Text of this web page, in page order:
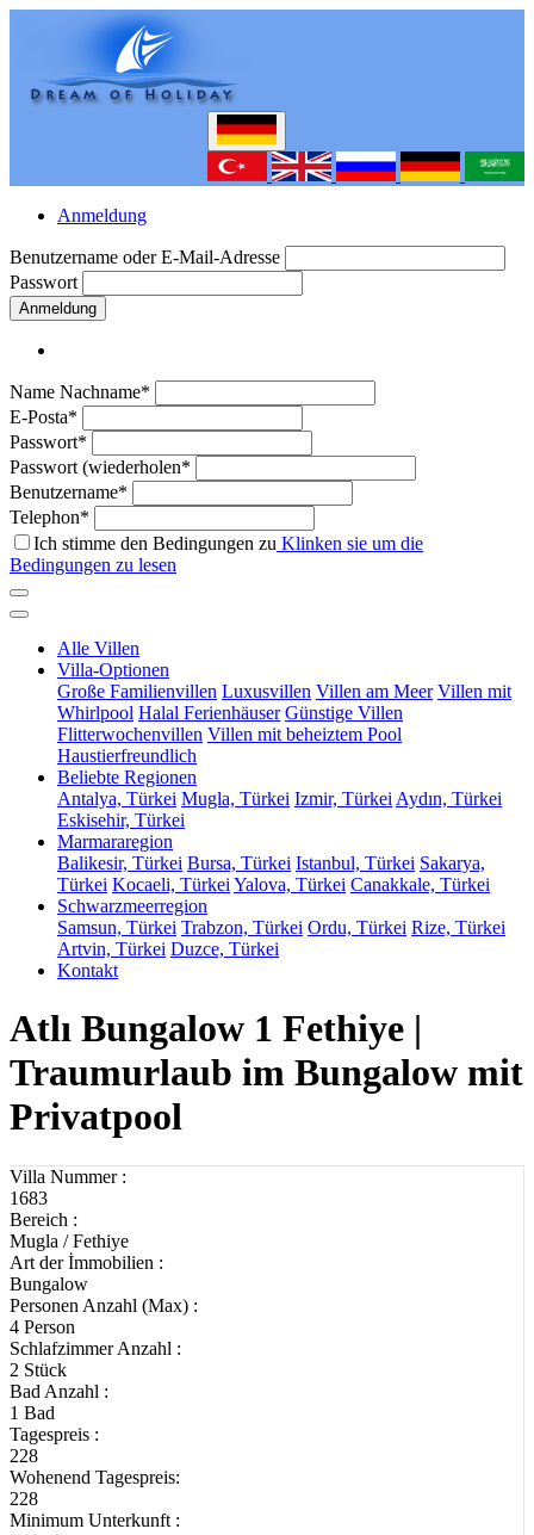
Anmeldung
Benutzername oder E-Mail-Adresse
Passwort
Anmeldung
Name Nachname*
E-Posta*
Passwort*
Passwort (wiederholen*
Benutzername*
Telephon*
Ich stimme den Bedingungen zu Klinken sie um die
Bedingungen zu lesen
Alle Villen
Villa-Optionen
Große Familienvillen Luxusvillen Villen am Meer Villen mit
Whirlpool Halal Ferienhäuser Günstige Villen
Flitterwochenvillen Villen mit beheiztem Pool
Haustierfreundlich
Beliebte Regionen
Antalya, Türkei Mugla, Türkei Izmir, Türkei Aydın, Türkei
Eskisehir, Türkei
Marmararegion
Balikesir, Türkei Bursa, Türkei Istanbul, Türkei Sakarya,
Türkei Kocaeli, Türkei Yalova, Türkei Canakkale, Türkei
Schwarzmeerregion
Samsun, Türkei Trabzon, Türkei Ordu, Türkei Rize, Türkei
Artvin, Türkei Duzce, Türkei
Kontakt
Atlı Bungalow 1 Fethiye |
Traumurlaub im Bungalow mit
Privatpool
Villa Nummer :
1683
Bereich :
Mugla / Fethiye
Art der İmmobilien :
Bungalow
Personen Anzahl (Max) :
4 Person
Schlafzimmer Anzahl :
2 Stück
Bad Anzahl :
1 Bad
Tagespreis :
228
Wohenend Tagespreis:
228
Minimum Unterkunft :